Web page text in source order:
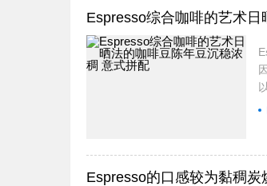
Espresso综合咖啡的艺术
Espresso的口感较为黏稠